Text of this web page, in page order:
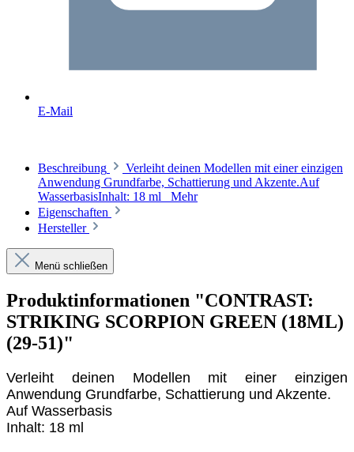
E-Mail
Beschreibung
Verleiht deinen Modellen mit einer einzigen
Anwendung Grundfarbe, Schattierung und Akzente.Auf
WasserbasisInhalt: 18 ml Mehr
Eigenschaften
Hersteller
Menü schließen
Produktinformationen "CONTRAST:
STRIKING SCORPION GREEN (18ML)
(29-51)"
Verleiht deinen Modellen mit einer einzigen
Anwendung Grundfarbe, Schattierung und Akzente.
Auf Wasserbasis
Inhalt: 18 ml